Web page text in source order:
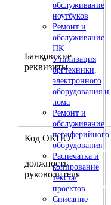
обслуживание
ноутбуков
Ремонт и
обслуживание
ПК
Утилизация
оргтехники,
электронного
оборудования и
лома
Ремонт и
обслуживание
периферийного
оборудования
Распечатка и
копирование
текста/
проектов
Списание
Банковские
реквизиты
Код ОКПО
должность
руководителя